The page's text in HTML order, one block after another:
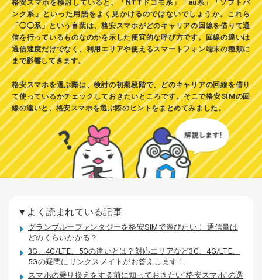
格安スマホを検討していると、「NTTドコモ系」「au系」「ソフトバ
ンク系」といった用語をよく見かけるのではないでしょうか。 これら
「◯◯系」という言葉は、格安スマホがどのキャリアの回線を借りて通
信を行っているものなのかを示した便宜的な呼び方です。回線の違いは
通信速度だけでなく、利用エリアや使えるスマートフォン端末の種類に
まで影響してきます。
格安スマホを選ぶ際は、検討の初期段階で、どのキャリアの回線を借り
て使っているかチェックしておきたいところです。そこで格安SIMの回
線の違いと、格安スマホを選ぶ際のヒントをまとめてみました。
▼よく読まれている記事
グランブルーファンタジーを格安SIMで遊びたい！ 通信量は
どのくらいかかる？
3G、4G/LTE、5Gの違いとは？対応エリアなど3G、4G/LTE、
5Gの疑問にリンクスメイトがお答えします！
スマホの乗り換えをする前に知っておきたい"格安スマホ"の選